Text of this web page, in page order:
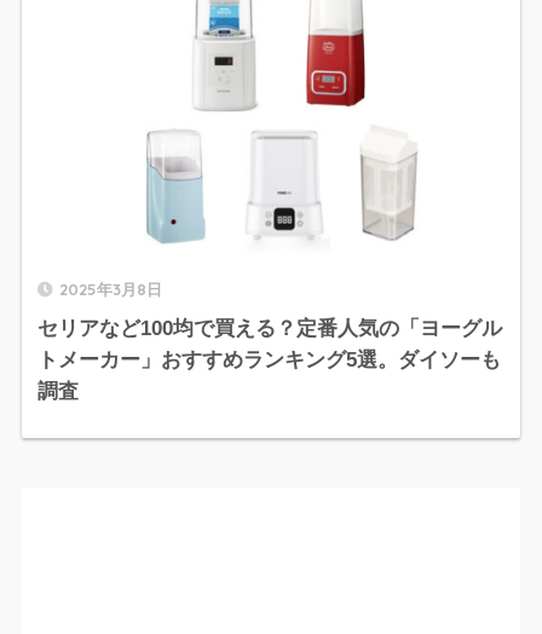
2025年3月8日
セリアなど100均で買える？定番人気の「ヨーグル
トメーカー」おすすめランキング5選。ダイソーも
調査